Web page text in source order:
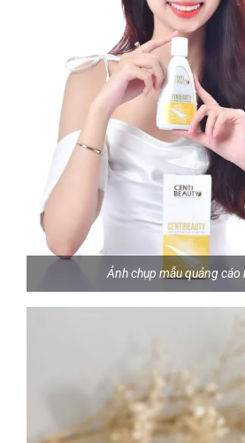
Ảnh chụp mẫu quảng cáo